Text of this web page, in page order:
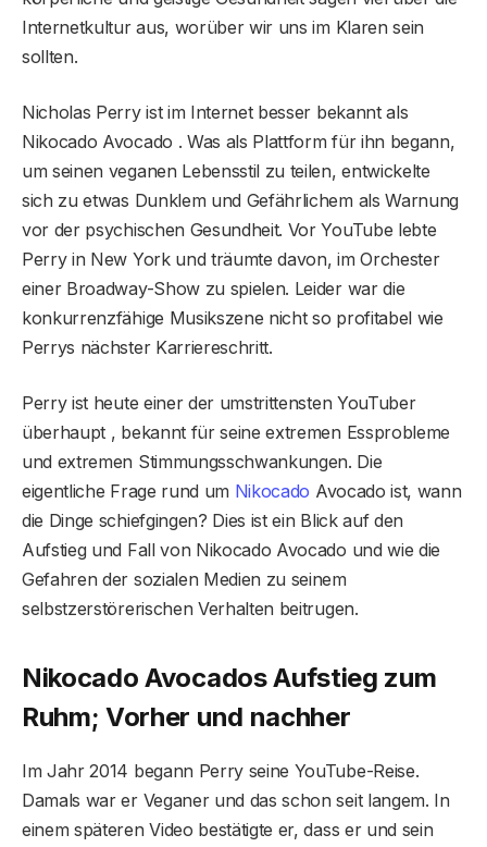
Internetkultur aus, worüber wir uns im Klaren sein
sollten.
Nicholas Perry ist im Internet besser bekannt als
Nikocado Avocado . Was als Plattform für ihn begann,
um seinen veganen Lebensstil zu teilen, entwickelte
sich zu etwas Dunklem und Gefährlichem als Warnung
vor der psychischen Gesundheit. Vor YouTube lebte
Perry in New York und träumte davon, im Orchester
einer Broadway-Show zu spielen. Leider war die
konkurrenzfähige Musikszene nicht so profitabel wie
Perrys nächster Karriereschritt.
Perry ist heute einer der umstrittensten YouTuber
überhaupt , bekannt für seine extremen Essprobleme
und extremen Stimmungsschwankungen. Die
eigentliche Frage rund um Nikocado Avocado ist, wann
die Dinge schiefgingen? Dies ist ein Blick auf den
Aufstieg und Fall von Nikocado Avocado und wie die
Gefahren der sozialen Medien zu seinem
selbstzerstörerischen Verhalten beitrugen.
Nikocado Avocados Aufstieg zum
Ruhm; Vorher und nachher
Im Jahr 2014 begann Perry seine YouTube-Reise.
Damals war er Veganer und das schon seit langem. In
einem späteren Video bestätigte er, dass er und sein